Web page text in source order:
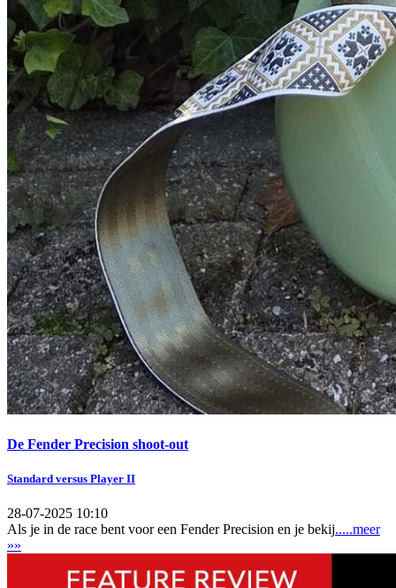
De Fender Precision shoot-out
Standard versus Player II
28-07-2025 10:10
Als je in de race bent voor een Fender Precision en je bekij.....meer
»»